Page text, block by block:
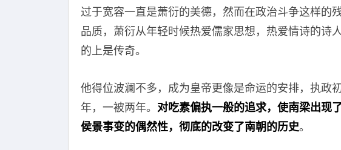
过于宽容一直是萧衍的美德，然而在政治斗争这样的
品质，萧衍从年轻时候热爱儒家思想，热爱情诗的诗
的上是传奇。
他得位波澜不多，成为皇帝更像是命运的安排，执政
年，一被两年。 对吃素偏执一般的追求，使南梁出现
侯景事变的偶然性，彻底的改变了南朝的历史。